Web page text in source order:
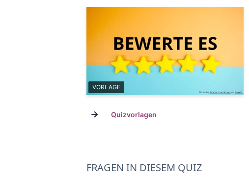
VORLAGE
→ Quizvorlagen
FRAGEN IN DIESEM QUIZ